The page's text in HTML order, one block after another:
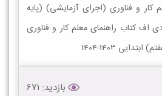
کار و فناوری (اجرای آزمایشی) (پایه
اف کتاب راهنمای معلم کار و فناوری
1403-1404
بازدید: 671